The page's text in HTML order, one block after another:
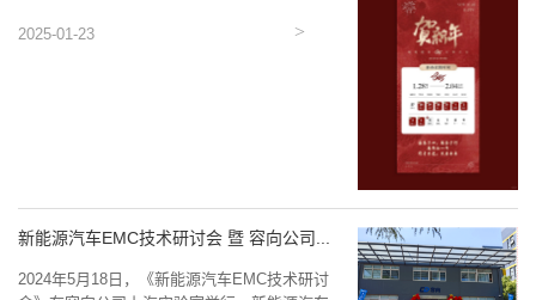
2025-01-23
新能源汽车EMC技术研讨会 暨 容向公司...
2024年5月18日，《新能源汽车EMC技术研讨